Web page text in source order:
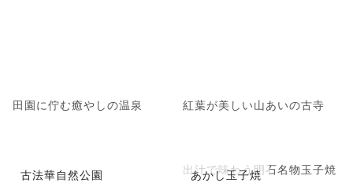
田園に佇む癒やしの温泉 紅葉が美しい山あいの古寺
古法華自然公園 あかし玉子焼
出汁で味わう明石名物玉子焼